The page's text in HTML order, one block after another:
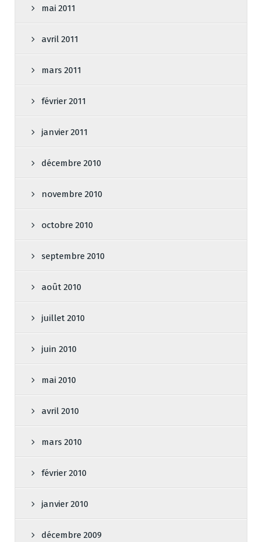
mai 2011
avril 2011
mars 2011
février 2011
janvier 2011
décembre 2010
novembre 2010
octobre 2010
septembre 2010
août 2010
juillet 2010
juin 2010
mai 2010
avril 2010
mars 2010
février 2010
janvier 2010
décembre 2009